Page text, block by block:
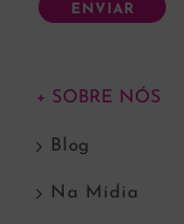
ENVIAR
+ SOBRE NÓS
Blog
Na Mídia